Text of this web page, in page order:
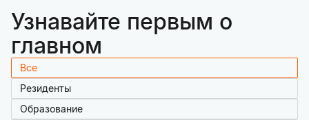
Узнавайте первым о
главном
Все
Резиденты
Образование